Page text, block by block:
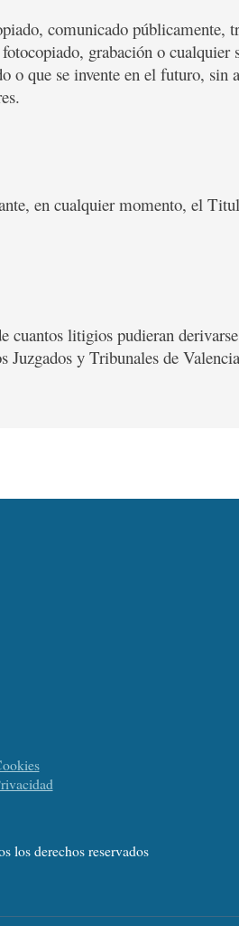
comunicado públicamente,
grabación o cualquier
o que se invente en el futuro,
en cualquier momento, el
cuantos litigios pudieran
Juzgados y Tribunales de
los derechos reservados